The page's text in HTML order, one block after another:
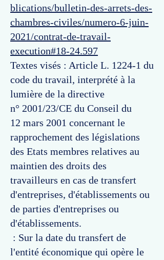
blications/bulletin-des-arrets-des-
chambres-civiles/numero-6-juin-
2021/contrat-de-travail-
execution#18-24.597
Textes visés : Article L. 1224-1 du
code du travail, interprété à la
lumière de la directive
n° 2001/23/CE du Conseil du
12 mars 2001 concernant le
rapprochement des législations
des Etats membres relatives au
maintien des droits des
travailleurs en cas de transfert
d'entreprises, d'établissements ou
de parties d'entreprises ou
d'établissements.
: Sur la date du transfert de
l'entité économique qui opère le